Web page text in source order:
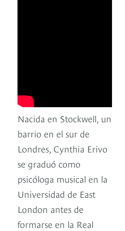
Nacida en Stockwell, un
barrio en el sur de
Londres, Cynthia Erivo
se graduó como
psicóloga musical en la
Universidad de East
London antes de
formarse en la Real